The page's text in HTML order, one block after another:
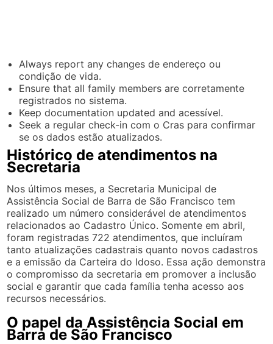
Always report any changes de endereço ou
condição de vida.
Ensure that all family members are corretamente
registrados no sistema.
Keep documentation updated and acessível.
Seek a regular check-in com o Cras para confirmar
se os dados estão atualizados.
Histórico de atendimentos na
Secretaria
Nos últimos meses, a Secretaria Municipal de
Assistência Social de Barra de São Francisco tem
realizado um número considerável de atendimentos
relacionados ao Cadastro Único. Somente em abril,
foram registradas 722 atendimentos, que incluíram
tanto atualizações cadastrais quanto novos cadastros
e a emissão da Carteira do Idoso. Essa ação demonstra
o compromisso da secretaria em promover a inclusão
social e garantir que cada família tenha acesso aos
recursos necessários.
O papel da Assistência Social em
Barra de São Francisco